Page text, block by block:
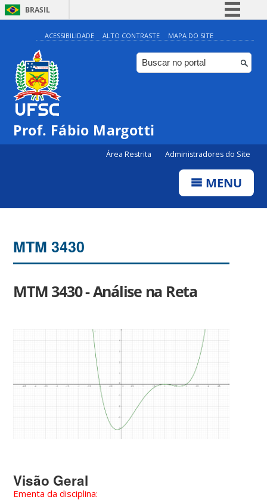
BRASIL
Simplifique!
Comunica BR
Participe
ACESSIBILIDADE ALTO CONTRASTE MAPA DO SITE
Prof. Fábio Margotti
Área Restrita Administradores do Site
MENU
MTM 3430
MTM 3430 - Análise na Reta
Visão Geral
Ementa da disciplina: